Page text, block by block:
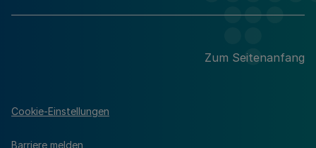
Zum Seitenanfang
Cookie-Einstellungen
Barriere melden